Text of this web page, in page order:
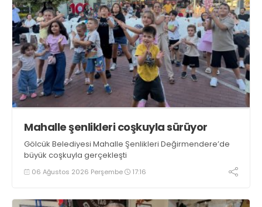
Mahalle şenlikleri coşkuyla sürüyor
Gölcük Belediyesi Mahalle Şenlikleri Değirmendere’de
büyük coşkuyla gerçekleşti
06 Ağustos 2026 Perşembe 17:16